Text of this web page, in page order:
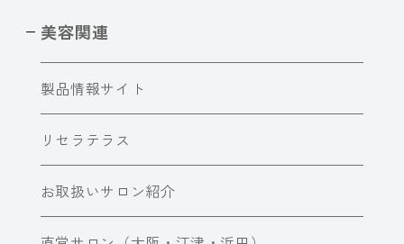
美容関連
製品情報サイト
リセラテラス
お取扱いサロン紹介